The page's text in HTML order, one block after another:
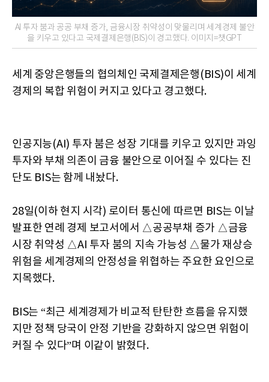
AI 투자 붐과 공공 부채 증가, 금융시장 취약성이 맞물리며 세계경제 불안
을 키우고 있다고 국제결제은행(BIS)이 경고했다. 이미지=챗GPT
세계 중앙은행들의 협의체인 국제결제은행(BIS)이 세계
경제의 복합 위험이 커지고 있다고 경고했다.
인공지능(AI) 투자 붐은 성장 기대를 키우고 있지만 과잉
투자와 부채 의존이 금융 불안으로 이어질 수 있다는 진
단도 BIS는 함께 내놨다.
28일(이하 현지 시각) 로이터 통신에 따르면 BIS는 이날
발표한 연례 경제 보고서에서 △공공부채 증가 △금융
시장 취약성 △AI 투자 붐의 지속 가능성 △물가 재상승
위험을 세계경제의 안정성을 위협하는 주요한 요인으로
지목했다.
BIS는 “최근 세계경제가 비교적 탄탄한 흐름을 유지했
지만 정책 당국이 안정 기반을 강화하지 않으면 위험이
커질 수 있다”며 이같이 밝혔다.